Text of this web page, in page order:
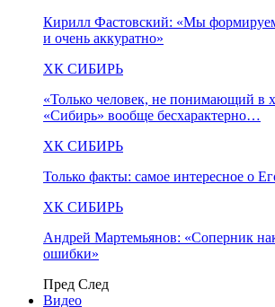
Кирилл Фастовский: «Мы
и очень аккуратно»
ХК СИБИРЬ
«Только человек, не понимающий в
«Сибирь» вообще бесхарактерно…
ХК СИБИРЬ
Только факты: самое интересное о
ХК СИБИРЬ
Андрей Мартемьянов: «Соперник
ошибки»
Пред След
Видео